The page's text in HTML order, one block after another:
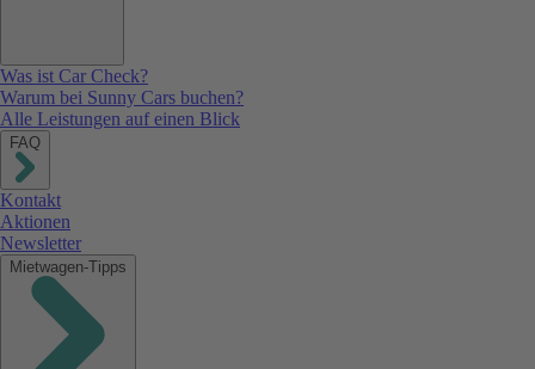
Was ist Car Check?
Warum bei Sunny Cars buchen?
Alle Leistungen auf einen Blick
FAQ
Kontakt
Aktionen
Newsletter
Mietwagen-Tipps